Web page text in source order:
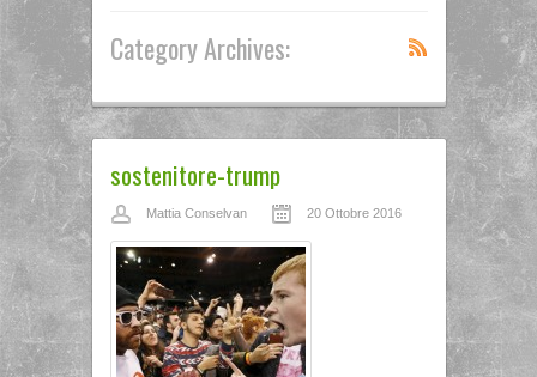
Category Archives:
sostenitore-trump
Mattia Conselvan 20 Ottobre 2016